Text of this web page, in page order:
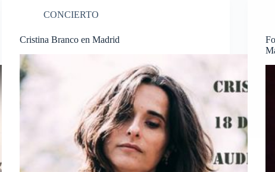
CONCIERTO
Cristina Branco en Madrid